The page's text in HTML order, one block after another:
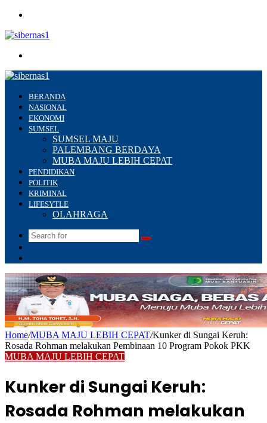
BERANDA
NASIONAL
EKONOMI
SUMSEL
SUMSEL MAJU
PALEMBANG BERDAYA
MUBA MAJU LEBIH CEPAT
PENDIDIKAN
POLITIK
KRIMINAL
LIFESYTLE
OLAHRAGA
Search
Home/MUBA MAJU LEBIH CEPAT/Kunker di Sungai Keruh:
Rosada Rohman melakukan Pembinaan 10 Program Pokok PKK
MUBA MAJU LEBIH CEPAT
Kunker di Sungai Keruh:
Rosada Rohman melakukan